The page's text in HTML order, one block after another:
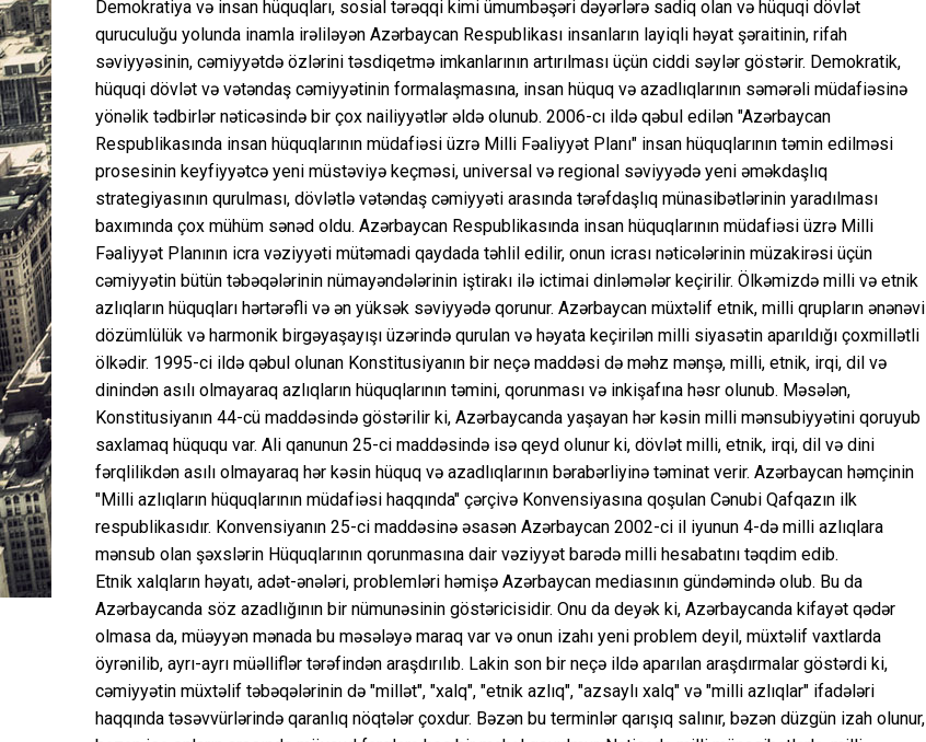
Demokratiya və insan hüquqları, sosial tərəqqi kimi ümumbəşəri dəyərlərə sadiq olan və hüquqi dövlət
quruculuğu yolunda inamla irəliləyən Azərbaycan Respublikası insanların layiqli həyat şəraitinin, rifah
səviyyəsinin, cəmiyyətdə özlərini təsdiqetmə imkanlarının artırılması üçün ciddi səylər göstərir. Demokratik,
hüquqi dövlət və vətəndaş cəmiyyətinin formalaşmasına, insan hüquq və azadlıqlarının səmərəli müdafiəsinə
yönəlik tədbirlər nəticəsində bir çox nailiyyətlər əldə olunub. 2006-cı ildə qəbul edilən "Azərbaycan
Respublikasında insan hüquqlarının müdafiəsi üzrə Milli Fəaliyyət Planı" insan hüquqlarının təmin edilməsi
prosesinin keyfiyyətcə yeni müstəviyə keçməsi, universal və regional səviyyədə yeni əməkdaşlıq
strategiyasının qurulması, dövlətlə vətəndaş cəmiyyəti arasında tərəfdaşlıq münasibətlərinin yaradılması
baxımında çox mühüm sənəd oldu. Azərbaycan Respublikasında insan hüquqlarının müdafiəsi üzrə Milli
Fəaliyyət Planının icra vəziyyəti mütəmadi qaydada təhlil edilir, onun icrası nəticələrinin müzakirəsi üçün
cəmiyyətin bütün təbəqələrinin nümayəndələrinin iştirakı ilə ictimai dinləmələr keçirilir. Ölkəmizdə milli və etnik
azlıqların hüquqları hərtərəfli və ən yüksək səviyyədə qorunur. Azərbaycan müxtəlif etnik, milli qrupların ənənəvi
dözümlülük və harmonik birgəyaşayışı üzərində qurulan və həyata keçirilən milli siyasətin aparıldığı çoxmillətli
ölkədir. 1995-ci ildə qəbul olunan Konstitusiyanın bir neçə maddəsi də məhz mənşə, milli, etnik, irqi, dil və
dinindən asılı olmayaraq azlıqların hüquqlarının təmini, qorunması və inkişafına həsr olunub. Məsələn,
Konstitusiyanın 44-cü maddəsində göstərilir ki, Azərbaycanda yaşayan hər kəsin milli mənsubiyyətini qoruyub
saxlamaq hüququ var. Ali qanunun 25-ci maddəsində isə qeyd olunur ki, dövlət milli, etnik, irqi, dil və dini
fərqlilikdən asılı olmayaraq hər kəsin hüquq və azadlıqlarının bərabərliyinə təminat verir. Azərbaycan həmçinin
"Milli azlıqların hüquqlarının müdafiəsi haqqında" çərçivə Konvensiyasına qoşulan Cənubi Qafqazın ilk
respublikasıdır. Konvensiyanın 25-ci maddəsinə əsasən Azərbaycan 2002-ci il iyunun 4-də milli azlıqlara
mənsub olan şəxslərin Hüquqlarının qorunmasına dair vəziyyət barədə milli hesabatını təqdim edib.
Etnik xalqların həyatı, adət-ənələri, problemləri həmişə Azərbaycan mediasının gündəmində olub. Bu da
Azərbaycanda söz azadlığının bir nümunəsinin göstəricisidir. Onu da deyək ki, Azərbaycanda kifayət qədər
olmasa da, müəyyən mənada bu məsələyə maraq var və onun izahı yeni problem deyil, müxtəlif vaxtlarda
öyrənilib, ayrı-ayrı müəlliflər tərəfindən araşdırılıb. Lakin son bir neçə ildə aparılan araşdırmalar göstərdi ki,
cəmiyyətin müxtəlif təbəqələrinin də "millət", "xalq", "etnik azlıq", "azsaylı xalq" və "milli azlıqlar" ifadələri
haqqında təsəvvürlərində qaranlıq nöqtələr çoxdur. Bəzən bu terminlər qarışıq salınır, bəzən düzgün izah olunur,